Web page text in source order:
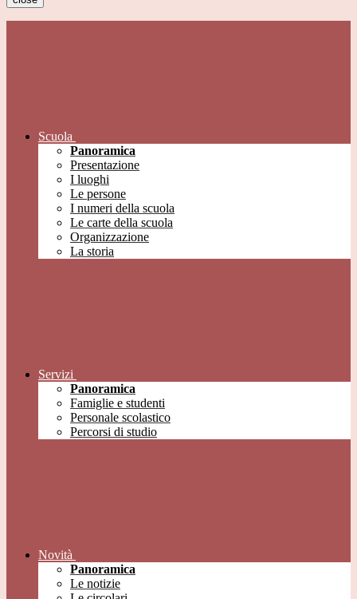
Scuola
Panoramica
Presentazione
I luoghi
Le persone
I numeri della scuola
Le carte della scuola
Organizzazione
La storia
Servizi
Panoramica
Famiglie e studenti
Personale scolastico
Percorsi di studio
Novità
Panoramica
Le notizie